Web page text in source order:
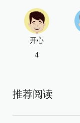
开心
4
推荐阅读